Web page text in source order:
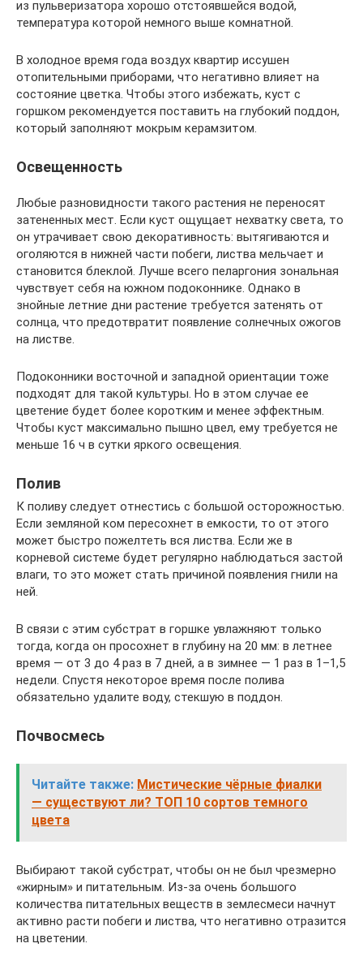
из пульверизатора хорошо отстоявшейся водой,
температура которой немного выше комнатной.
В холодное время года воздух квартир иссушен
отопительными приборами, что негативно влияет на
состояние цветка. Чтобы этого избежать, куст с
горшком рекомендуется поставить на глубокий поддон,
который заполняют мокрым керамзитом.
Освещенность
Любые разновидности такого растения не переносят
затененных мест. Если куст ощущает нехватку света, то
он утрачивает свою декоративность: вытягиваются и
оголяются в нижней части побеги, листва мельчает и
становится блеклой. Лучше всего пеларгония зональная
чувствует себя на южном подоконнике. Однако в
знойные летние дни растение требуется затенять от
солнца, что предотвратит появление солнечных ожогов
на листве.
Подоконники восточной и западной ориентации тоже
подходят для такой культуры. Но в этом случае ее
цветение будет более коротким и менее эффектным.
Чтобы куст максимально пышно цвел, ему требуется не
меньше 16 ч в сутки яркого освещения.
Полив
К поливу следует отнестись с большой осторожностью.
Если земляной ком пересохнет в емкости, то от этого
может быстро пожелтеть вся листва. Если же в
корневой системе будет регулярно наблюдаться застой
влаги, то это может стать причиной появления гнили на
ней.
В связи с этим субстрат в горшке увлажняют только
тогда, когда он просохнет в глубину на 20 мм: в летнее
время — от 3 до 4 раз в 7 дней, а в зимнее — 1 раз в 1–1,5
недели. Спустя некоторое время после полива
обязательно удалите воду, стекшую в поддон.
Почвосмесь
Читайте также: Мистические чёрные фиалки
— существуют ли? ТОП 10 сортов темного
цвета
Выбирают такой субстрат, чтобы он не был чрезмерно
«жирным» и питательным. Из-за очень большого
количества питательных веществ в землесмеси начнут
активно расти побеги и листва, что негативно отразится
на цветении.